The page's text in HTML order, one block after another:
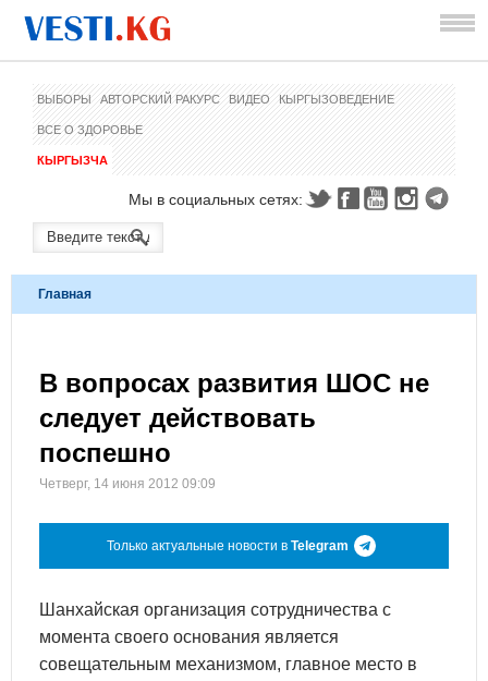
ВЫБОРЫ АВТОРСКИЙ РАКУРС ВИДЕО КЫРГЫЗОВЕДЕНИЕ
ВСЕ О ЗДОРОВЬЕ
КЫРГЫЗЧА
Мы в социальных сетях:
Главная
В вопросах развития ШОС не
следует действовать
поспешно
Четверг, 14 июня 2012 09:09
Только актуальные новости в Telegram
Шанхайская организация сотрудничества с
момента своего основания является
совещательным механизмом, главное место в